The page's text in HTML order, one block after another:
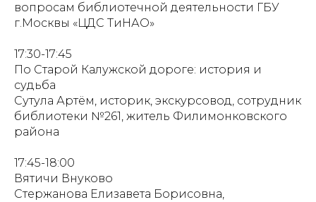
вопросам библиотечной деятельности ГБУ
г.Москвы «ЦДС ТиНАО»
17:30-17:45
По Старой Калужской дороге: история и
судьба
Сутула Артём, историк, экскурсовод, сотрудник
библиотеки №261, житель Филимонковского
района
17:45-18:00
Вятичи Внуково
Стержанова Елизавета Борисовна,